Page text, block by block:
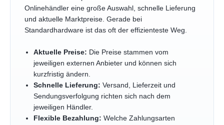
Onlinehändler eine große Auswahl, schnelle Lieferung
und aktuelle Marktpreise. Gerade bei
Standardhardware ist das oft der effizienteste Weg.
Aktuelle Preise: Die Preise stammen vom
jeweiligen externen Anbieter und können sich
kurzfristig ändern.
Schnelle Lieferung: Versand, Lieferzeit und
Sendungsverfolgung richten sich nach dem
jeweiligen Händler.
Flexible Bezahlung: Welche Zahlungsarten